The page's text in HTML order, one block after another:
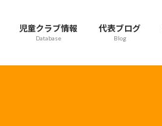
児童クラブ情報
Database
代表ブログ
Blog